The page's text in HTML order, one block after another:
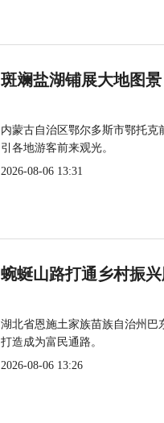
斑斓盐湖铺展大地图景
内蒙古自治区鄂尔多斯市鄂托
引各地游客前来观光。
2026-08-06 13:31
蜿蜒山路打通乡村振
湖北省恩施土家族苗族自治州巴
打造成为富民通路。
2026-08-06 13:26